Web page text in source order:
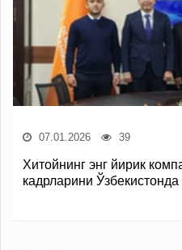
07.01.2026 39
Хитойнинг энг йирик
кадрларини